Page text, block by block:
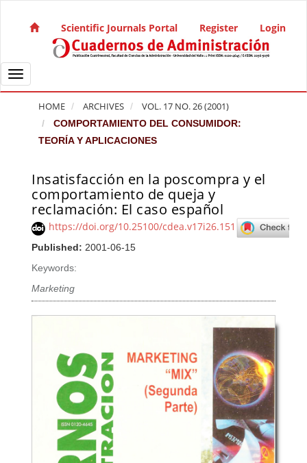
Main Navigation
Main Content
Sidebar
Scientific Journals Portal Register Login
Toggle navigation
HOME ARCHIVES VOL. 17 NO. 26 (2001)
COMPORTAMIENTO DEL CONSUMIDOR:
TEORÍA Y APLICACIONES
Insatisfacción en la poscompra y el
comportamiento de queja y
reclamación: El caso español
https://doi.org/10.25100/cdea.v17i26.151
Published: 2001-06-15
Keywords:
Marketing
Article Sidebar